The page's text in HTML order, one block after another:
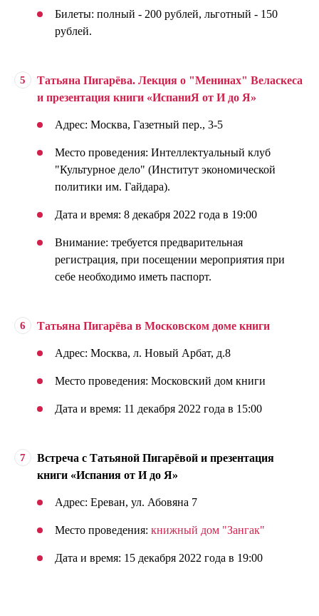
Билеты: полный - 200 рублей, льготный - 150
рублей.
Татьяна Пигарёва. Лекция о "Менинах" Веласкеса
и презентация книги «ИспаниЯ от И до Я»
Адрес: Москва, Газетный пер., 3-5
Место проведения: Интеллектуальный клуб
"Культурное дело" (Институт экономической
политики им. Гайдара).
Дата и время: 8 декабря 2022 года в 19:00
Внимание: требуется предварительная
регистрация, при посещении мероприятия при
себе необходимо иметь паспорт.
Татьяна Пигарёва в Московском доме книги
Адрес: Москва, л. Новый Арбат, д.8
Место проведения: Московский дом книги
Дата и время: 11 декабря 2022 года в 15:00
Встреча с Татьяной Пигарёвой и презентация
книги «Испания от И до Я»
Адрес: Ереван, ул. Абовяна 7
Место проведения: книжный дом "Зангак"
Дата и время: 15 декабря 2022 года в 19:00